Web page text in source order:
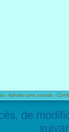
-Ajouter une course -
de